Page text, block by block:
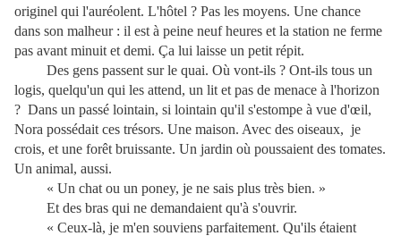
originel qui l'auréolent. L'hôtel ? Pas les moyens. Une chance
dans son malheur : il est à peine neuf heures et la station ne ferme
pas avant minuit et demi. Ça lui laisse un petit répit.
Des gens passent sur le quai. Où vont-ils ? Ont-ils tous un
logis, quelqu'un qui les attend, un lit et pas de menace à l'horizon
? Dans un passé lointain, si lointain qu'il s'estompe à vue d'œil,
Nora possédait ces trésors. Une maison. Avec des oiseaux, je
crois, et une forêt bruissante. Un jardin où poussaient des tomates.
Un animal, aussi.
« Un chat ou un poney, je ne sais plus très bien. »
Et des bras qui ne demandaient qu'à s'ouvrir.
« Ceux-là, je m'en souviens parfaitement. Qu'ils étaient